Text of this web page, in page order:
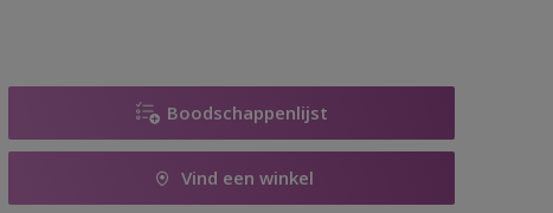
Boodschappenlijst
Vind een winkel